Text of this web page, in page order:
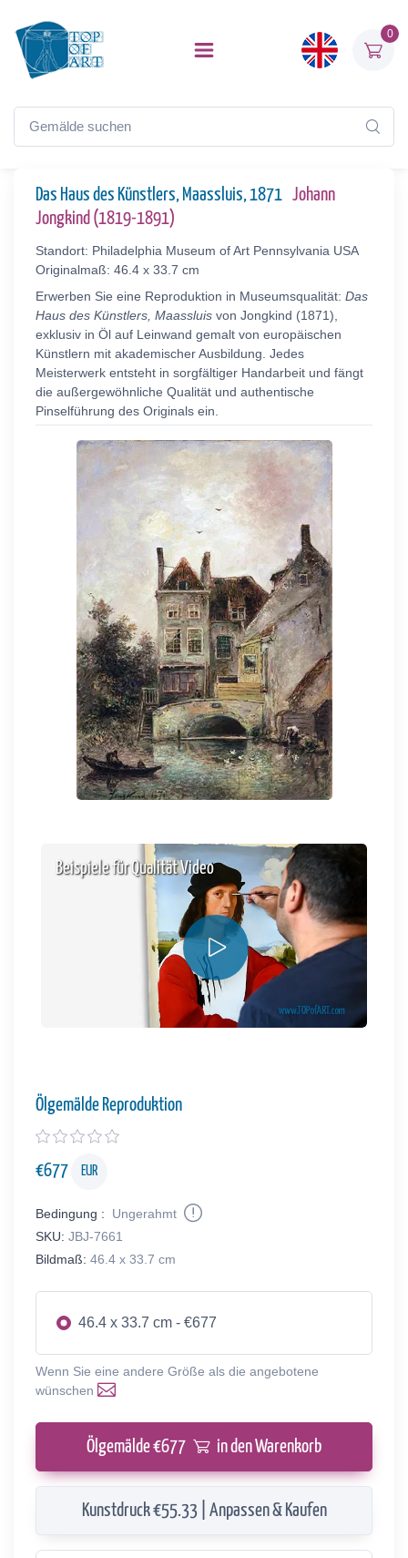
0
Das Haus des Künstlers, Maassluis, 1871 Johann
Jongkind (1819-1891)
Standort: Philadelphia Museum of Art Pennsylvania USA
Originalmaß: 46.4 x 33.7 cm
Erwerben Sie eine Reproduktion in Museumsqualität: Das
Haus des Künstlers, Maassluis von Jongkind (1871),
exklusiv in Öl auf Leinwand gemalt von europäischen
Künstlern mit akademischer Ausbildung. Jedes
Meisterwerk entsteht in sorgfältiger Handarbeit und fängt
die außergewöhnliche Qualität und authentische
Pinselführung des Originals ein.
Beispiele für Qualität Video
Ölgemälde Reproduktion
€677 EUR
Bedingung :
Ungerahmt
SKU: JBJ-7661
Bildmaß: 46.4 x 33.7 cm
46.4 x 33.7 cm - €677
Wenn Sie eine andere Größe als die angebotene
wünschen
Ölgemälde €677 in den Warenkorb
Kunstdruck €55.33 | Anpassen & Kaufen